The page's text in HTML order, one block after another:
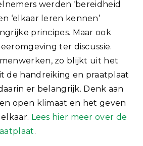
werden ‘bereidheid
‘elkaar leren kennen’
principes. Maar ook
ter discussie.
zo blijkt uit het
de handreiking en praatplaat
er belangrijk. Denk aan
open klimaat en het geven
Lees hier meer over de
.